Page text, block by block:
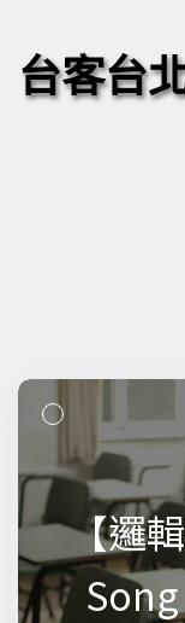
台客台
【邏
【邏